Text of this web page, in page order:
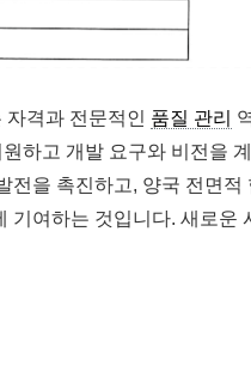
격과 전문적인 품질 관리
하고 개발 요구와 비전을 계
전을 촉진하고, 양국 전면적
여하는 것입니다. 새로운